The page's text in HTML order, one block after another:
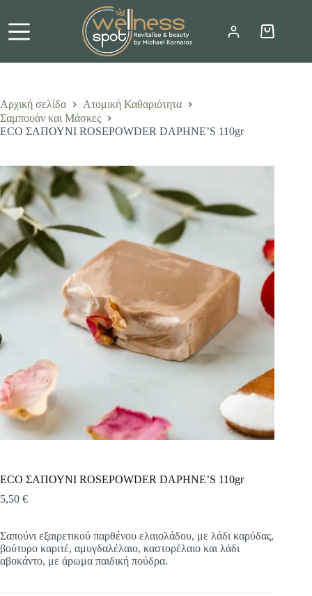
περιεχόμενο
Καλάθι
Αρχική σελίδα
Ατομική Καθαριότητα
Σαμπουάν και Μάσκες
ECO ΣΑΠΟΥΝΙ ROSEPOWDER DAPHNE’S 110gr
ECO ΣΑΠΟΥΝΙ ROSEPOWDER DAPHNE’S 110gr
5,50 €
Σαπούνι εξαιρετικού παρθένου ελαιολάδου, με λάδι καρύδας,
βούτυρο καριτέ, αμυγδαλέλαιο, καστορέλαιο και λάδι
αβοκάντο, με άρωμα παιδική πούδρα.